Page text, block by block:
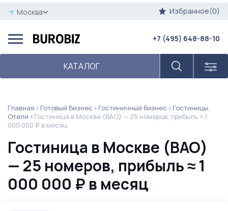
Москва Избранное(0)
КАТАЛОГ
+7 (495) 648-88-10
Главная Готовый Бизнес Гостиничный бизнес
Гостиницы,
Отели
Гостиница в Москве (ВАО) — 25 номеров, прибыль ≈ 1
000 000 ₽ в месяц
Гостиница в Москве (ВАО)
— 25 номеров, прибыль ≈ 1
000 000 ₽ в месяц